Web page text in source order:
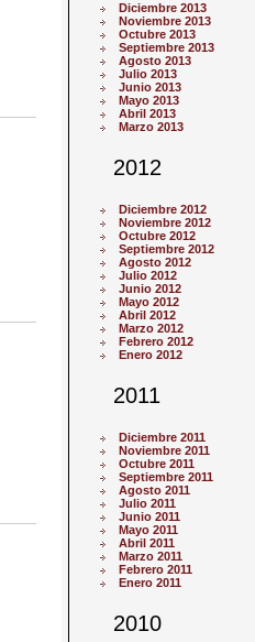
Diciembre 2013
Noviembre 2013
Octubre 2013
Septiembre 2013
Agosto 2013
Julio 2013
Junio 2013
Mayo 2013
Abril 2013
Marzo 2013
2012
Diciembre 2012
Noviembre 2012
Octubre 2012
Septiembre 2012
Agosto 2012
Julio 2012
Junio 2012
Mayo 2012
Abril 2012
Marzo 2012
Febrero 2012
Enero 2012
2011
Diciembre 2011
Noviembre 2011
Octubre 2011
Septiembre 2011
Agosto 2011
Julio 2011
Junio 2011
Mayo 2011
Abril 2011
Marzo 2011
Febrero 2011
Enero 2011
2010